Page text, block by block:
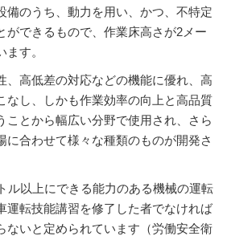
備のうち、動力を用い、かつ、不特定
ができるもので、作業床高さが2メー
ます。
、高低差の対応などの機能に優れ、高
なし、しかも作業効率の向上と高品質
ことから幅広い分野で使用され、さら
に合わせて様々な種類のものが開発さ
ル以上にできる能力のある機械の運転
運転技能講習を修了した者でなければ
ないと定められています（労働安全衛